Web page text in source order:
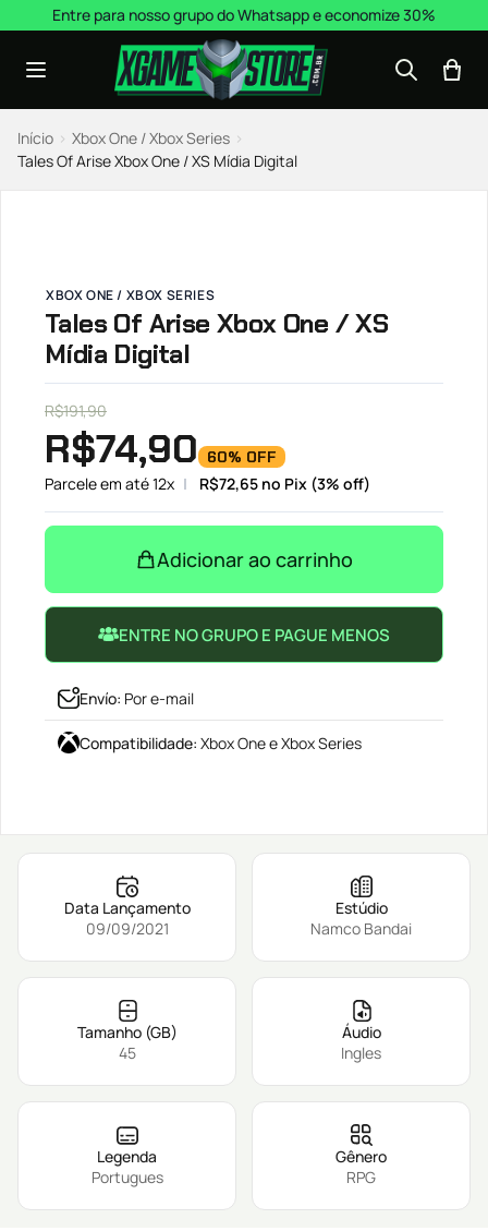
Pular para o conteúdo
Entre para nosso grupo do Whatsapp e economize 30%
Início › Xbox One / Xbox Series ›
Tales Of Arise Xbox One / XS Mídia Digital
XBOX ONE / XBOX SERIES
Tales Of Arise Xbox One / XS
Mídia Digital
R$191,90
R$74,90 60% OFF
Parcele em até 12x R$72,65 no Pix (3% off)
Adicionar ao carrinho
ENTRE NO GRUPO E PAGUE MENOS
Envío: Por e-mail
Compatibilidade: Xbox One e Xbox Series
Data Lançamento
09/09/2021
Estúdio
Namco Bandai
Tamanho (GB)
45
Áudio
Ingles
Legenda
Portugues
Gênero
RPG